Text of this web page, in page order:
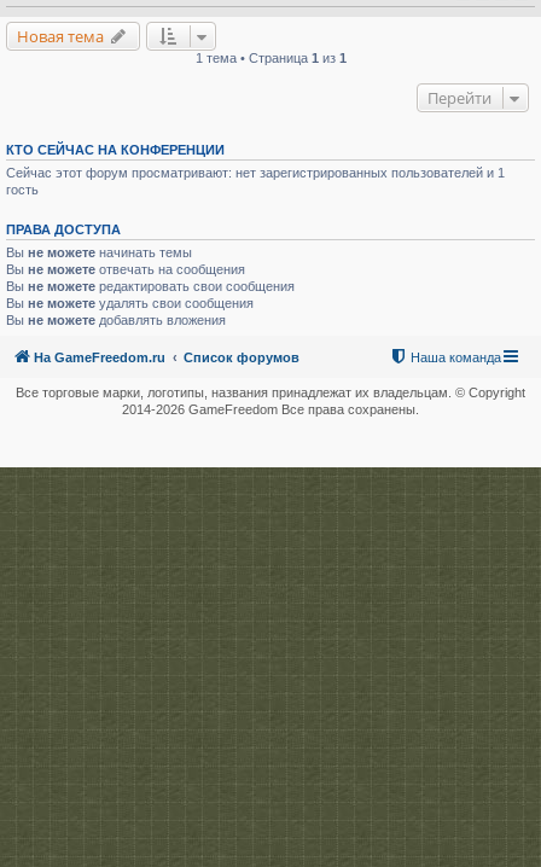
Новая тема
1 тема • Страница 1 из 1
Перейти
КТО СЕЙЧАС НА КОНФЕРЕНЦИИ
Сейчас этот форум просматривают: нет зарегистрированных пользователей и 1
гость
ПРАВА ДОСТУПА
Вы не можете начинать темы
Вы не можете отвечать на сообщения
Вы не можете редактировать свои сообщения
Вы не можете удалять свои сообщения
Вы не можете добавлять вложения
На GameFreedom.ru Список форумов Наша команда
Все торговые марки, логотипы, названия принадлежат их владельцам. © Copyright
2014-2026 GameFreedom Все права сохранены.